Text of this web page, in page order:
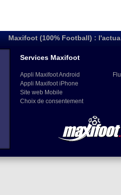
Maxifoot (100% Football) :
Services Maxifoot
Appli Maxifoot Android
Appli Maxifoot iPhone
Site web Mobile
Choix de consentement